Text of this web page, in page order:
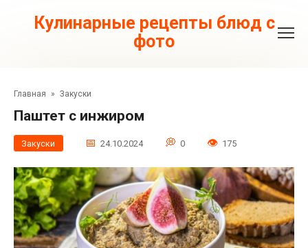
контентуКулинарные рецепты блюд с
фото
Главная » Закуски
Паштет с инжиром
Закуски 24.10.2024 0 175